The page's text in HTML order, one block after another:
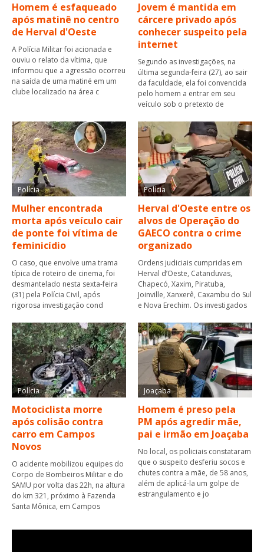
Homem é esfaqueado
após matinê no centro
de Herval d'Oeste
A Polícia Militar foi acionada e
ouviu o relato da vítima, que
informou que a agressão ocorreu
na saída de uma matiné em um
clube localizado na área c
Jovem é mantida em
cárcere privado após
conhecer suspeito pela
internet
Segundo as investigações, na
última segunda-feira (27), ao sair
da faculdade, ela foi convencida
pelo homem a entrar em seu
veículo sob o pretexto de
Polícia
Mulher encontrada
morta após veículo cair
de ponte foi vítima de
feminicídio
O caso, que envolve uma trama
típica de roteiro de cinema, foi
desmantelado nesta sexta-feira
(31) pela Polícia Civil, após
rigorosa investigação cond
Polícia
Herval d'Oeste entre os
alvos de Operação do
GAECO contra o crime
organizado
Ordens judiciais cumpridas em
Herval d’Oeste, Catanduvas,
Chapecó, Xaxim, Piratuba,
Joinville, Xanxerê, Caxambu do Sul
e Nova Erechim. Os investigados
Polícia
Motociclista morre
após colisão contra
carro em Campos
Novos
O acidente mobilizou equipes do
Corpo de Bombeiros Militar e do
SAMU por volta das 22h, na altura
do km 321, próximo à Fazenda
Santa Mônica, em Campos
Joaçaba
Homem é preso pela
PM após agredir mãe,
pai e irmão em Joaçaba
No local, os policiais constataram
que o suspeito desferiu socos e
chutes contra a mãe, de 58 anos,
além de aplicá-la um golpe de
estrangulamento e jo